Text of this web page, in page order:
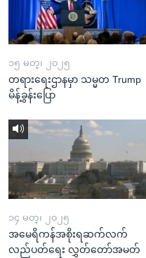
၁၅ မတ္၊ ၂၀၂၅
တရားရေးဌာနမှာ သမ္မတ Trump
မိန့်ခွန်းပြော
၁၄ မတ္၊ ၂၀၂၅
အမေရိကန်အစိုးရဆက်လက်
လည်ပတ်ရေး လွှတ်တော်အမတ်